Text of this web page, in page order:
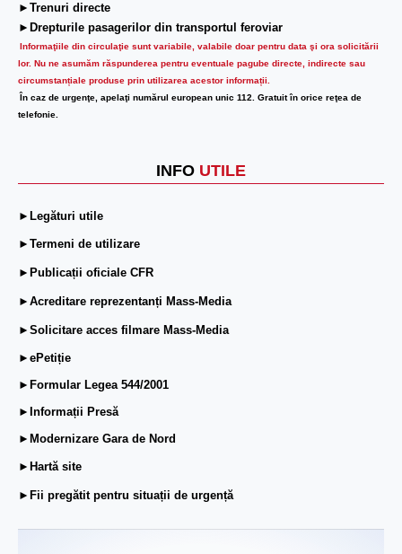
►Trenuri directe
►Drepturile pasagerilor din transportul feroviar
Informaţiile din circulaţie sunt variabile, valabile doar pentru data şi ora solicitării
lor. Nu ne asumăm răspunderea pentru eventuale pagube directe, indirecte sau
circumstanțiale produse prin utilizarea acestor informații.
În caz de urgenţe, apelaţi numărul european unic 112. Gratuit în orice reţea de
telefonie.
INFO UTILE
►Legături utile
►Termeni de utilizare
►Publicații oficiale CFR
►Acreditare reprezentanți Mass-Media
►Solicitare acces filmare Mass-Media
►ePetiție
►Formular Legea 544/2001
►Informații Presă
►Modernizare Gara de Nord
►Hartă site
►Fii pregătit pentru situații de urgență